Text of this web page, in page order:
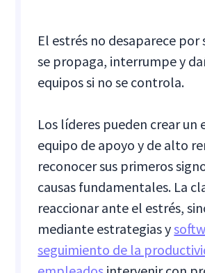
El estrés no desaparece por
se propaga, interrumpe y
equipos si no se controla.
Los líderes pueden crear un
equipo de apoyo y de alto
reconocer sus primeros
causas fundamentales. La
reaccionar ante el estrés,
mediante estrategias y
seguimiento de la